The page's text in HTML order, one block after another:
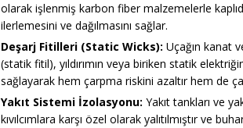
olarak işlenmiş karbon fiber malzemelerle
ilerlemesini ve dağılmasını sağlar.
Deşarj Fitilleri (Static Wicks): Uçağın kanat
(statik fitil), yıldırımın veya biriken statik
sağlayarak hem çarpma riskini azaltır hem de
Yakıt Sistemi İzolasyonu: Yakıt tankları ve
kıvılcımlara karşı özel olarak yalıtılmıştır ve